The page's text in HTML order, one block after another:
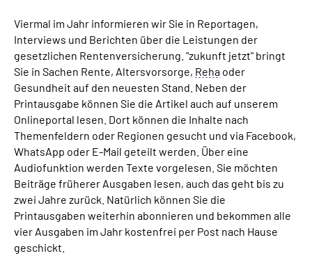
Online-Services
Suche
Language
Inhalte in Gebärdensprache (DGS)
Leichte Sprache
Mein Kundenportal
Viermal im Jahr informieren wir Sie in Reportagen,
Interviews und Berichten über die Leistungen der
gesetzlichen Rentenversicherung. "zukunft jetzt" bringt
Sie in Sachen Rente, Altersvorsorge, Reha oder
Gesundheit auf den neuesten Stand. Neben der
Printausgabe können Sie die Artikel auch auf unserem
Onlineportal lesen. Dort können die Inhalte nach
Themenfeldern oder Regionen gesucht und via Facebook,
WhatsApp oder E-Mail geteilt werden. Über eine
Audiofunktion werden Texte vorgelesen. Sie möchten
Beiträge früherer Ausgaben lesen, auch das geht bis zu
zwei Jahre zurück. Natürlich können Sie die
Printausgaben weiterhin abonnieren und bekommen alle
vier Ausgaben im Jahr kostenfrei per Post nach Hause
geschickt.